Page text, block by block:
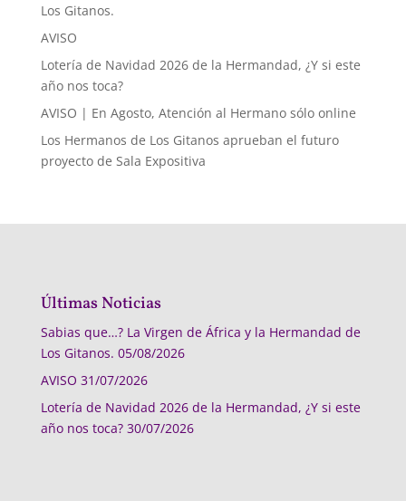
Los Gitanos.
AVISO
Lotería de Navidad 2026 de la Hermandad, ¿Y si este
año nos toca?
AVISO | En Agosto, Atención al Hermano sólo online
Los Hermanos de Los Gitanos aprueban el futuro
proyecto de Sala Expositiva
Últimas Noticias
Sabias que…? La Virgen de África y la Hermandad de
Los Gitanos. 05/08/2026
AVISO 31/07/2026
Lotería de Navidad 2026 de la Hermandad, ¿Y si este
año nos toca? 30/07/2026